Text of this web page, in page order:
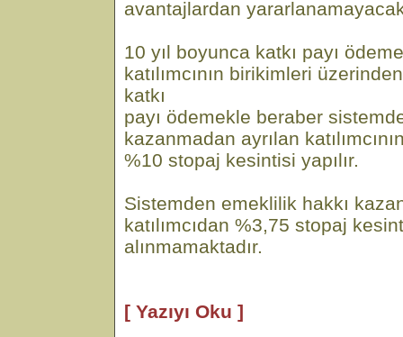
avantajlardan
10 yıl boyunca katkı payı
katılımcının birikimleri
katkı
payı ödemekle beraber
kazanmadan ayrılan
%10 stopaj kesintisi yapılır.
Sistemden emeklilik hakkı
katılımcıdan %3,75 stopaj
alınmamaktadır.
[ Yazıyı Oku ]